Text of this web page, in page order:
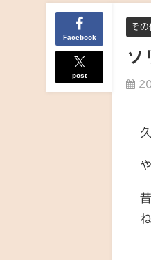
Facebook
post
その
ソ